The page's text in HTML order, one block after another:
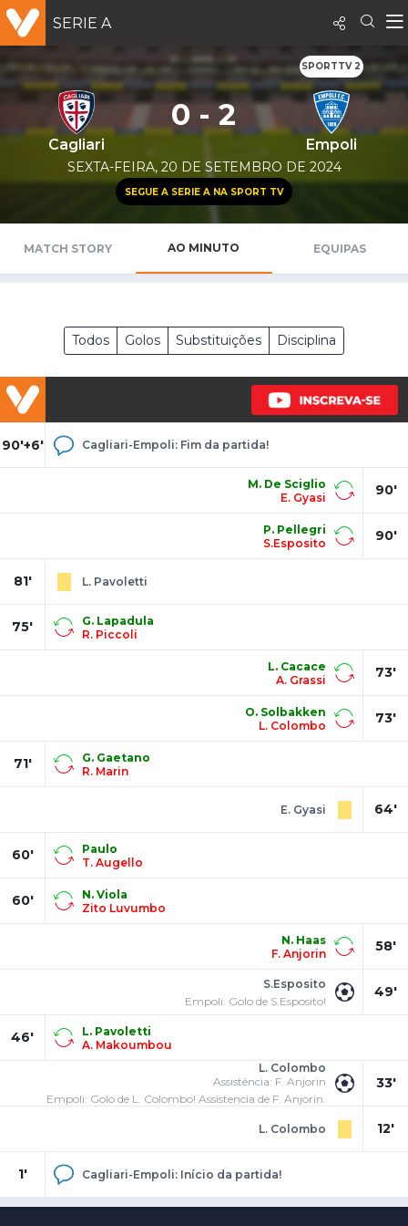
SERIE A
SPORTTV 2
Cagliari
0 - 2
Empoli
SEXTA-FEIRA, 20 DE SETEMBRO DE 2024
SEGUE A SERIE A NA SPORT TV
MATCH STORY AO MINUTO EQUIPAS
Todos Golos Substituições Disciplina
90'+6' Cagliari-Empoli: Fim da partida!
90'
M. De Sciglio
E. Gyasi
90'
P. Pellegri
S.Esposito
81' L. Pavoletti
75'
G. Lapadula
R. Piccoli
73'
L. Cacace
A. Grassi
73'
O. Solbakken
L. Colombo
71'
G. Gaetano
R. Marin
64'
E. Gyasi
60'
Paulo
T. Augello
60'
N. Viola
Zito Luvumbo
58'
N. Haas
F. Anjorin
49'
S.Esposito
Empoli: Golo de S.Esposito!
46'
L. Pavoletti
A. Makoumbou
33'
L. Colombo
Assistência: F. Anjorin
Empoli: Golo de L. Colombo! Assistencia de F. Anjorin.
12'
L. Colombo
1' Cagliari-Empoli: Início da partida!